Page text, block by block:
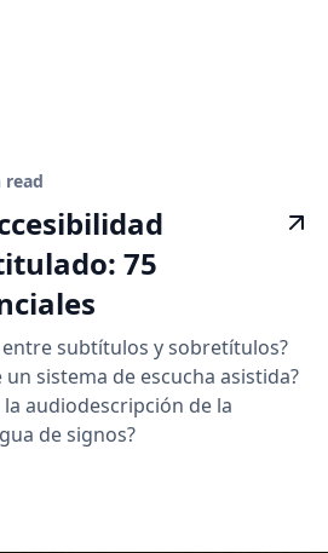
read
75
entre subtítulos y sobretítulos?
sistema de escucha asistida?
audiodescripción de la
de signos?